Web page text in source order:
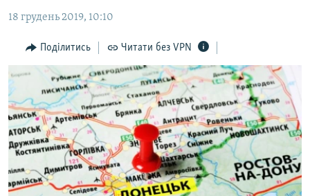
основної
навігації
Перейти
пошуку
БЛОГИ
ПОГЛЯД
ІНТЕРВ'Ю
ВСЕ ЗА ДЕНЬ
СПЕЦПРОЕКТИ
ДЕПОРТАЦІЯ
ВІДЕОУРОКИ «ELIFBE»
ЯК ОБІЙТИ БЛОКУВАННЯ
Русский
18 грудень 2019, 10:10
Поділитись Читати без VPN